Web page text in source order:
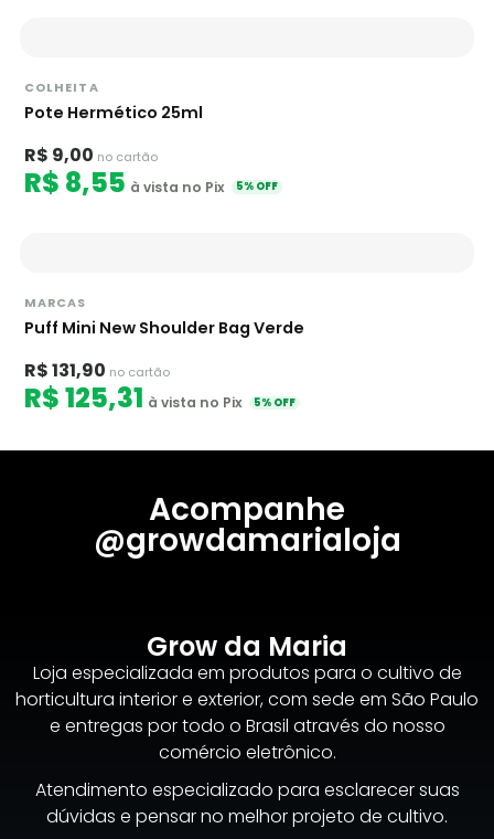
COLHEITA
Pote Hermético 25ml
R$ 9,00 no cartão
R$ 8,55 à vista no Pix 5% OFF
MARCAS
Puff Mini New Shoulder Bag Verde
R$ 131,90 no cartão
R$ 125,31 à vista no Pix 5% OFF
Acompanhe
@growdamarialoja
Grow da Maria
Loja especializada em produtos para o cultivo de
horticultura interior e exterior, com sede em São Paulo
e entregas por todo o Brasil através do nosso
comércio eletrônico.
Atendimento especializado para esclarecer suas
dúvidas e pensar no melhor projeto de cultivo.